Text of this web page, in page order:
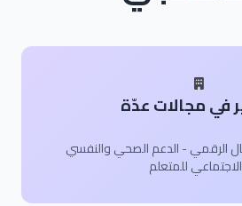
في مجالات عدّة
الرقمي - الدعم الصحي والنفسي
للمتعلم